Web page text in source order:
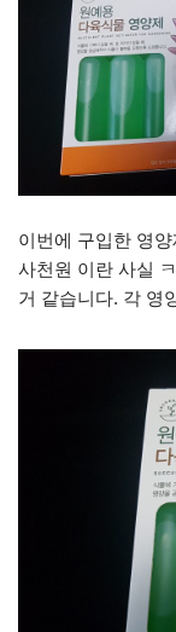
이번에 구입한 영
사천원 이란 사실
거 같습니다. 각 영